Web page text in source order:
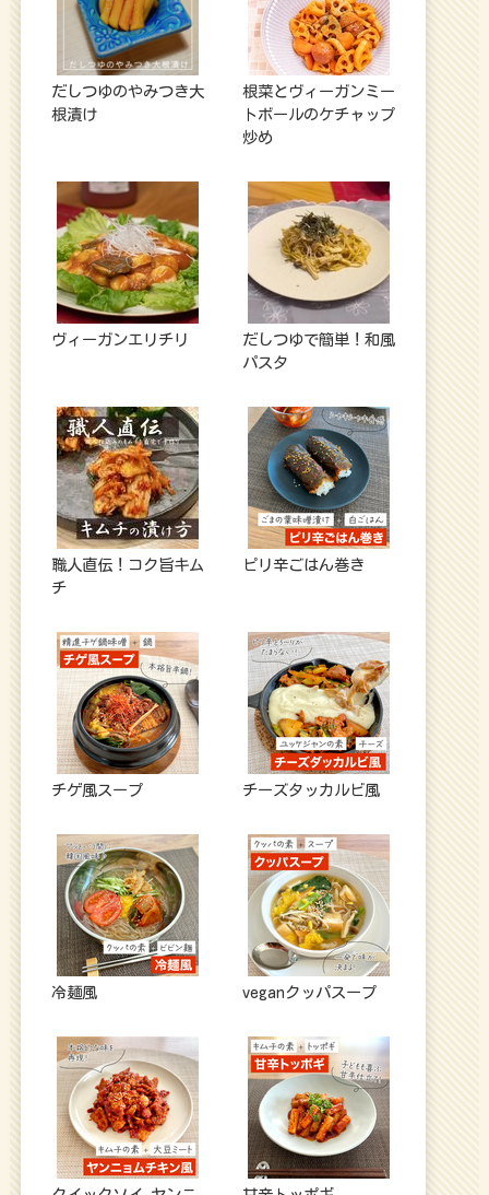
だしつゆのやみつき大
根漬け
根菜とヴィーガンミー
トボールのケチャップ
炒め
ヴィーガンエリチリ
だしつゆで簡単！和風
パスタ
職人直伝！コク旨キム
チ
ピリ辛ごはん巻き
チゲ風スープ チーズタッカルビ風
冷麺風 veganクッパスープ